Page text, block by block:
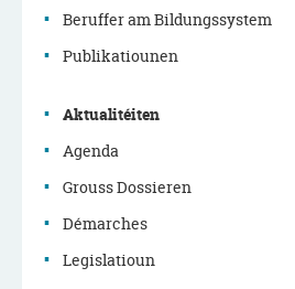
Menu
de
navigation
principale
Beruffer am Bildungssystem
Publikatiounen
Aktualitéiten
Agenda
Grouss Dossieren
Démarches
Legislatioun